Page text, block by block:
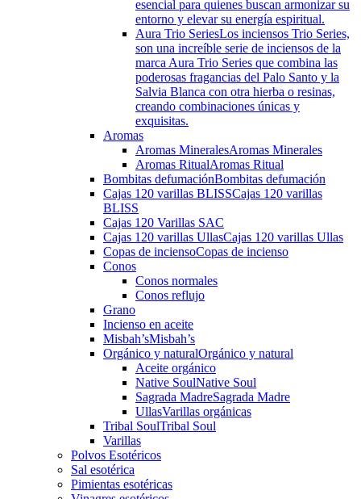
esencial para quienes buscan armonizar su
entorno y elevar su energía espiritual.
Aura Trio SeriesLos inciensos Trio Series,
son una increíble serie de inciensos de la
marca Aura Trio Series que combina las
poderosas fragancias del Palo Santo y la
Salvia Blanca con otra hierba o resinas,
creando combinaciones únicas y
exquisitas.
Aromas
Aromas MineralesAromas Minerales
Aromas RitualAromas Ritual
Bombitas defumaciónBombitas defumación
Cajas 120 varillas BLISSCajas 120 varillas
BLISS
Cajas 120 Varillas SAC
Cajas 120 varillas UllasCajas 120 varillas Ullas
Copas de inciensoCopas de incienso
Conos
Conos normales
Conos reflujo
Grano
Incienso en aceite
Misbah’sMisbah’s
Orgánico y naturalOrgánico y natural
Aceite orgánico
Native SoulNative Soul
Sagrada MadreSagrada Madre
UllasVarillas orgánicas
Tribal SoulTribal Soul
Varillas
Polvos Esotéricos
Sal esotérica
Pimientas esotéricas